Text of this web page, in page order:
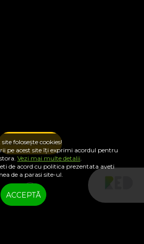
site folosește cookies!
pe acest site îți exprimi acordul pentru
Vezi mai multe detalii
de acord cu politica prezentata aveti
de a parasi site-ul.
ACCEPTÃ
VREAU ÎN CONCURS